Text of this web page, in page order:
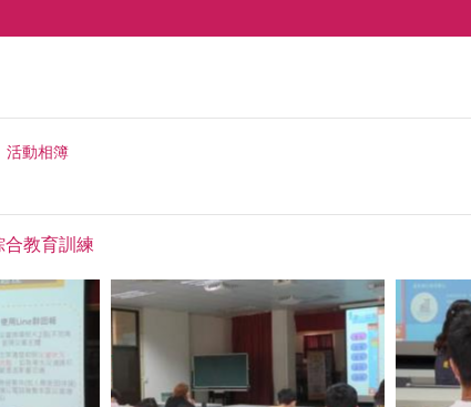
活動相簿
合教育訓練